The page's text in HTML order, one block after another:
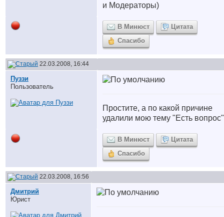
и Модераторы)
В Минюст
Цитата
Спасибо
22.03.2008, 16:44
Пуззи
Пользователь
Простите, а по какой причине
удалили мою тему "Есть
В Минюст
Цитата
Спасибо
22.03.2008, 16:56
Дмитрий
Юрист